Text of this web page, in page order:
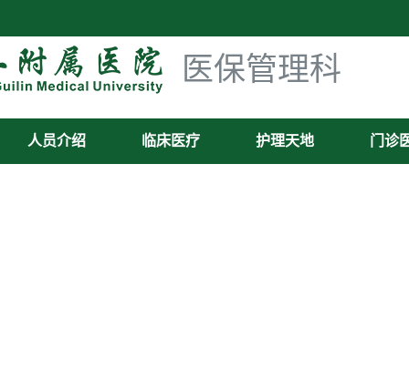
医保管理科
人员介绍 临床医疗 护理天地 门诊